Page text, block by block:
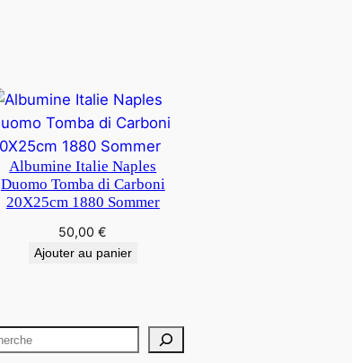
Albumine Italie Naples
Duomo Tomba di Carboni
20X25cm 1880 Sommer
50,00€
Ajouter au panier